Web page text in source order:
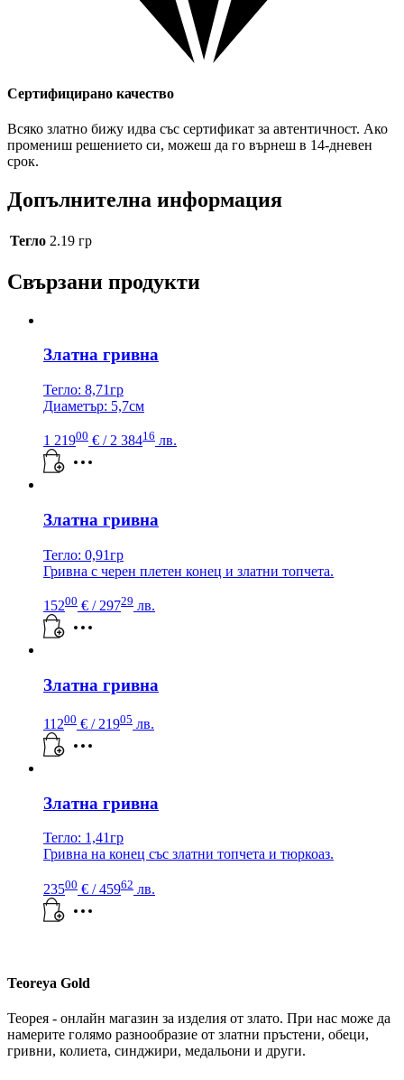
Сертифицирано качество
Всяко златно бижу идва със сертификат за автентичност. Ако
промениш решението си, можеш да го върнеш в 14-дневен
срок.
Допълнителна информация
Тегло 2.19 гр
Свързани продукти
Златна гривна
Тегло: 8,71гр
Диаметър: 5,7см
1 21900 € / 2 38416 лв.
Златна гривна
Тегло: 0,91гр
Гривна с черен плетен конец и златни топчета.
15200 € / 29729 лв.
Златна гривна
11200 € / 21905 лв.
Златна гривна
Тегло: 1,41гр
Гривна на конец със златни топчета и тюркоаз.
23500 € / 45962 лв.
Teoreya Gold
Теорея - онлайн магазин за изделия от злато. При нас може да
намерите голямо разнообразие от златни пръстени, обеци,
гривни, колиета, синджири, медальони и други.